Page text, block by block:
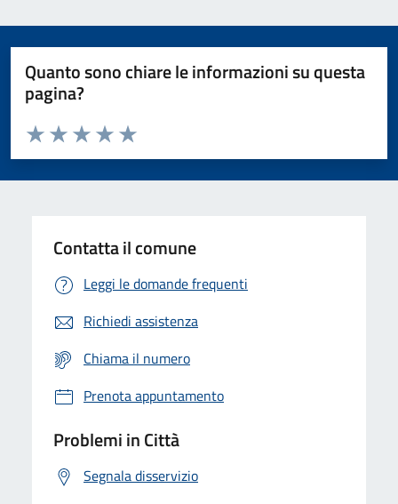
Quanto sono chiare le informazioni su questa
pagina?
Domanda
Valuta da 1 a 5 stelle la pagina
Valuta 5 stelle su 5
Valuta 4 stelle su 5
Valuta 3 stelle su 5
Valuta 2 stelle su 5
Valuta 1 stelle su 5
Contatta il comune
Leggi le domande frequenti
Richiedi assistenza
Chiama il numero
Prenota appuntamento
Problemi in Città
Segnala disservizio